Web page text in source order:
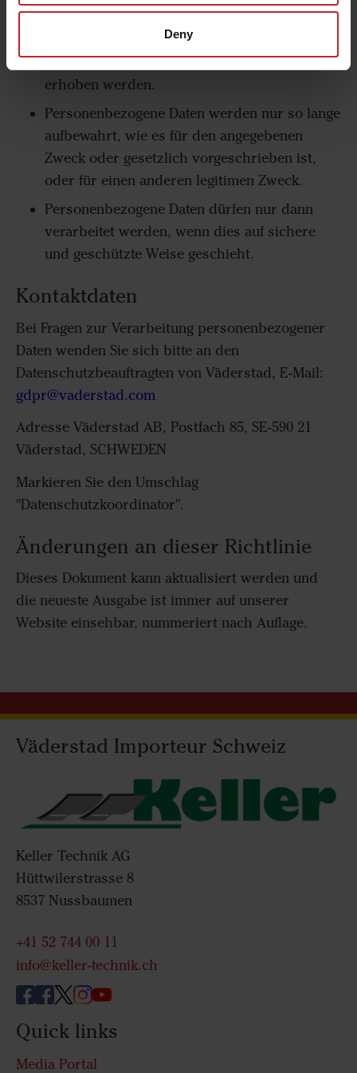
Deny
korrekt sind und auf dem neuesten Stand
Die Person informieren, von welchen Daten
erhoben werden.
Personenbezogene Daten werden nur so lange
aufbewahrt, wie es für den angegebenen
Zweck oder gesetzlich vorgeschrieben ist,
oder für einen anderen legitimen Zweck.
Personenbezogene Daten dürfen nur dann
verarbeitet werden, wenn dies auf sichere
und geschützte Weise geschieht.
Kontaktdaten
Bei Fragen zur Verarbeitung personenbezogener
Daten wenden Sie sich bitte an den
Datenschutzbeauftragten von Väderstad, E-Mail:
gdpr@vaderstad.com
Adresse Väderstad AB, Postfach 85, SE-590 21
Väderstad, SCHWEDEN
Markieren Sie den Umschlag
"Datenschutzkoordinator".
Änderungen an dieser Richtlinie
Dieses Dokument kann aktualisiert werden und
die neueste Ausgabe ist immer auf unserer
Website einsehbar, nummeriert nach Auflage.
Väderstad Importeur Schweiz
Keller Technik AG
Hüttwilerstrasse 8
8537 Nussbaumen
+41 52 744 00 11
info@keller-technik.ch
Quick links
Media Portal